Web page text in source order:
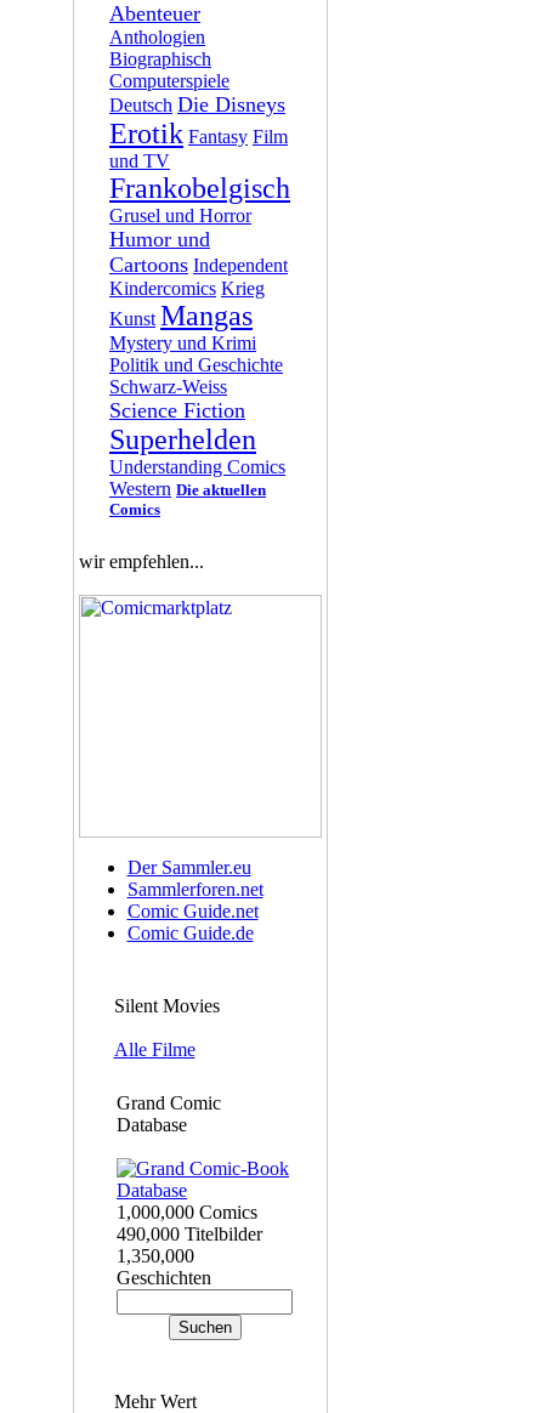
Abenteuer
Anthologien
Biographisch
Computerspiele
Deutsch Die Disneys
Erotik Fantasy Film
und TV
Frankobelgisch
Grusel und Horror
Humor und
Cartoons Independent
Kindercomics Krieg
Kunst Mangas
Mystery und Krimi
Politik und Geschichte
Schwarz-Weiss
Science Fiction
Superhelden
Understanding Comics
Western Die aktuellen
Comics
wir empfehlen...
Der Sammler.eu
Sammlerforen.net
Comic Guide.net
Comic Guide.de
Silent Movies
Alle Filme
Grand Comic
Database
1,000,000 Comics
490,000 Titelbilder
1,350,000
Geschichten
Mehr Wert